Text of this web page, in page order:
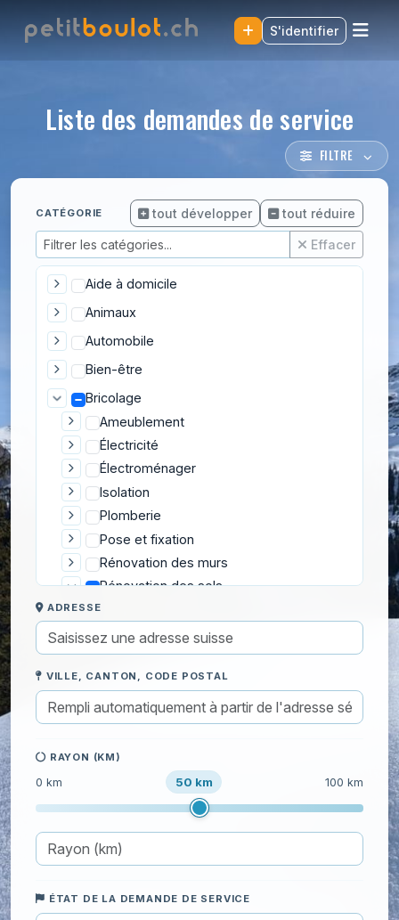
S'identifier
Liste des demandes de service
FILTRE
CATÉGORIE tout développer tout réduire
Effacer
Aide à domicile
Animaux
Automobile
Bien-être
Bricolage
Ameublement
Électricité
Électroménager
Isolation
Plomberie
Pose et fixation
Rénovation des murs
Rénovation des sols
Peindre un sol
Ponçage et vitrification de parquet
Pose de dalles de moquette
Pose de dalles PVC
Pose de lino
Pose de parquet
Pose de plinthes
Retirer un revêtement existant
Sécurité
Serrurerie
Toiture et Extérieur
ADRESSE
VILLE, CANTON, CODE POSTAL
RAYON (KM)
0 km 50 km 100 km
ÉTAT DE LA DEMANDE DE SERVICE